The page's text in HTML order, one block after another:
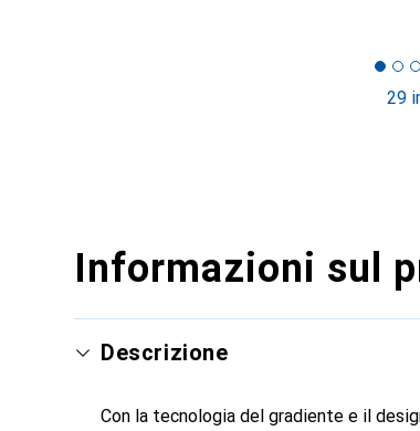
29
Informazioni sul
Descrizione
Con la tecnologia del gradiente e il